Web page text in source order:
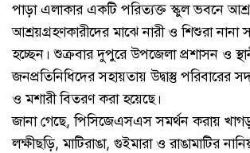
পাড়া এলাকার একটি পরিত্যক্ত স্কুল ভবনে
আশ্রয়গ্রহণকারীদের মাঝে নারী ও শিশুরা নানা
হচ্ছেন। শুক্রবার দুপুরে উপজেলা প্রশাসন ও
জনপ্রতিনিধিদের সহায়তায় উদ্বাস্তু পরিবারের
ও মশারী বিতরণ করা হয়েছে।
জানা গেছে, পিসিজেএসএস সমর্থন করায়
লক্ষীছড়ি, মাটিরাঙা, গুইমারা ও রাঙামাটির